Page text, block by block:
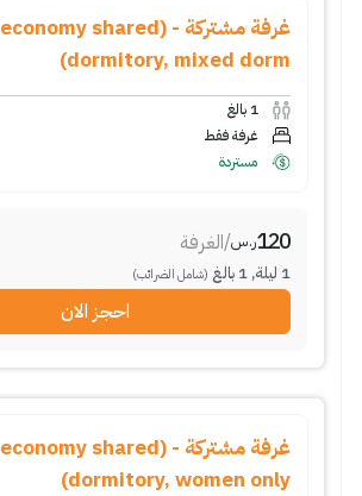
غرفة مشتركة - (economy shared
dormitory, mixed dorm)
1 بالغ
غرفة فقط
مستردة
120ر.س/الغرفة
1 ليلة,
1 بالغ (شامل الضرائب)
احجز الان
غرفة مشتركة - (economy shared
dormitory, women only)